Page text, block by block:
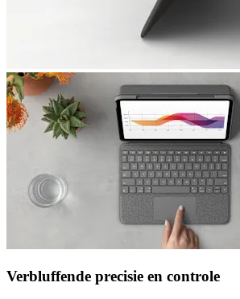
Verbluffende precisie en controle